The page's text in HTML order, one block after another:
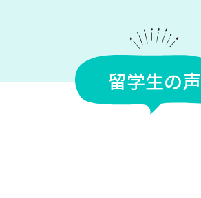
留学生の声